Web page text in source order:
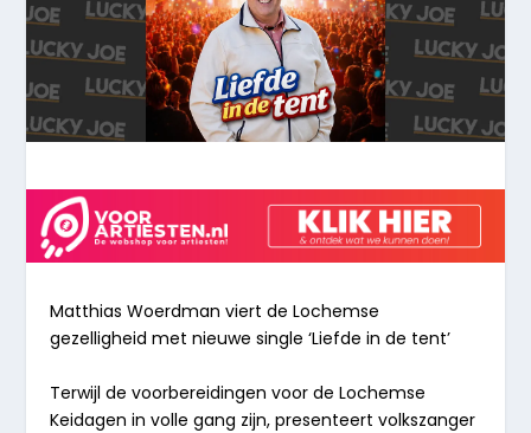
MatthiasWoerdman viert deLochemse
gezelligheid met nieuwe single ‘Liefde in de tent’
Terwijl de voorbereidingen voor de Lochemse
Keidagen in volle gang zijn, presenteert volkszanger